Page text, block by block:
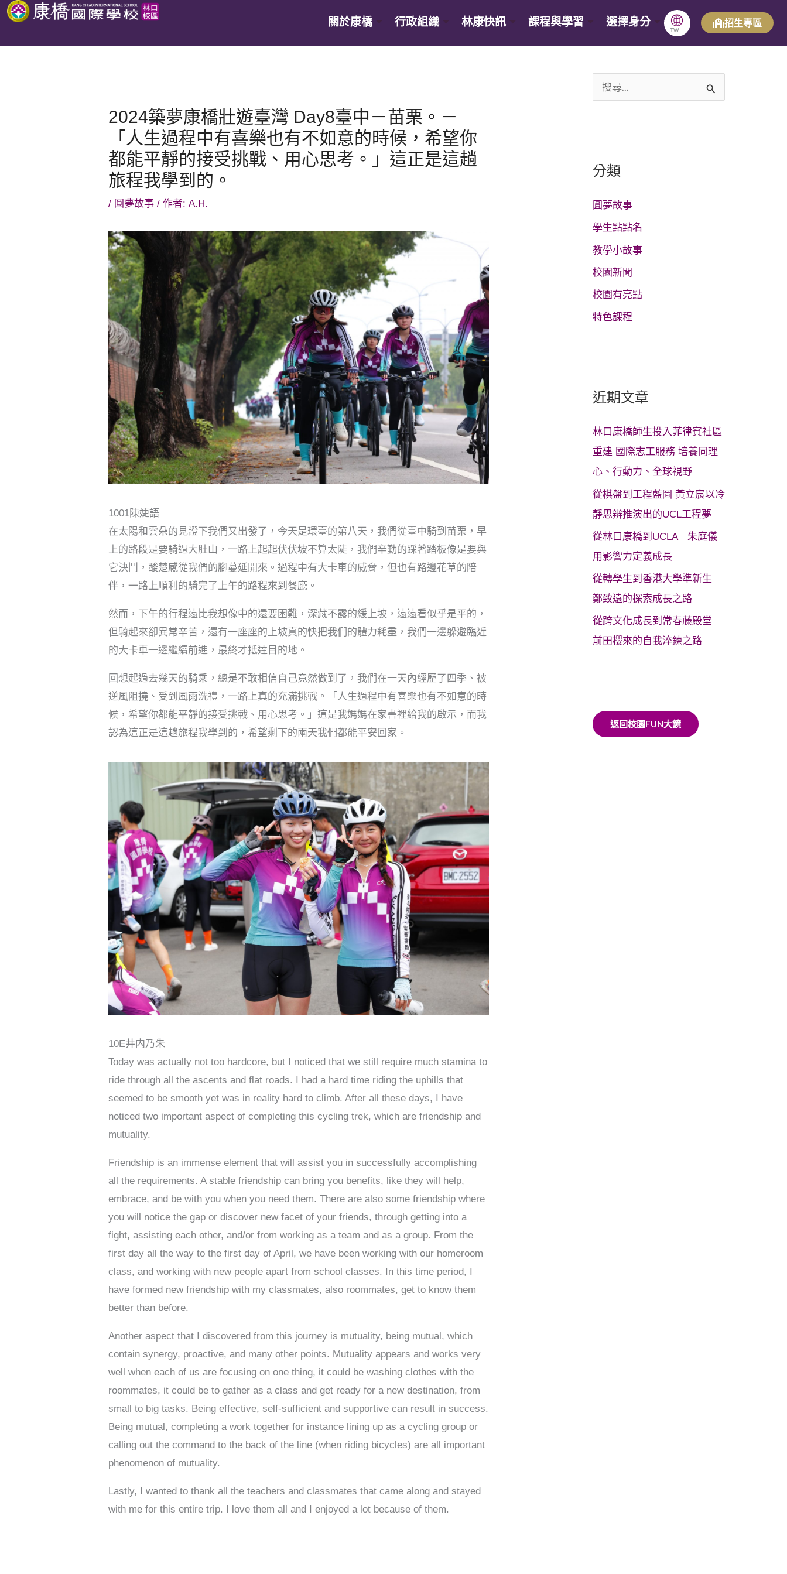
跳
主
關於康橋 行政組織 林康快訊 課程與學習 選擇身分 🌐
TW
招生專區
2024築夢康橋壯遊臺灣 Day8臺中－苗栗。－
「人生過程中有喜樂也有不如意的時候，希望你
都能平靜的接受挑戰、用心思考。」這正是這趟
旅程我學到的。
/ 圓夢故事 / 作者:A.H.
1001陳婕語
在太陽和雲朵的見證下我們又出發了，今天是環臺的第八天，我們從臺中騎到苗栗，早
上的路段是要騎過大肚山，一路上起起伏伏坡不算太陡，我們辛勤的踩著踏板像是要與
它決鬥，酸楚感從我們的腳蔓延開來。過程中有大卡車的威脅，但也有路邊花草的陪
伴，一路上順利的騎完了上午的路程來到餐廳。
然而，下午的行程遠比我想像中的還要困難，深藏不露的緩上坡，遠遠看似乎是平的，
但騎起來卻異常辛苦，還有一座座的上坡真的快把我們的體力耗盡，我們一邊躲避臨近
的大卡車一邊繼續前進，最終才抵達目的地。
回想起過去幾天的騎乘，總是不敢相信自己竟然做到了，我們在一天內經歷了四季、被
逆風阻撓、受到風雨洗禮，一路上真的充滿挑戰。「人生過程中有喜樂也有不如意的時
候，希望你都能平靜的接受挑戰、用心思考。」這是我媽媽在家書裡給我的啟示，而我
認為這正是這趟旅程我學到的，希望剩下的兩天我們都能平安回家。
10E井内乃朱
Today was actually not too hardcore, but I noticed that we still require much stamina to
ride through all the ascents and flat roads. I had a hard time riding the uphills that
seemed to be smooth yet was in reality hard to climb. After all these days, I have
noticed two important aspect of completing this cycling trek, which are friendship and
mutuality.
Friendship is an immense element that will assist you in successfully accomplishing
all the requirements. A stable friendship can bring you benefits, like they will help,
embrace, and be with you when you need them. There are also some friendship where
you will notice the gap or discover new facet of your friends, through getting into a
fight, assisting each other, and/or from working as a team and as a group. From the
first day all the way to the first day of April, we have been working with our homeroom
class, and working with new people apart from school classes. In this time period, I
have formed new friendship with my classmates, also roommates, get to know them
better than before.
Another aspect that I discovered from this journey is mutuality, being mutual, which
contain synergy, proactive, and many other points. Mutuality appears and works very
well when each of us are focusing on one thing, it could be washing clothes with the
roommates, it could be to gather as a class and get ready for a new destination, from
small to big tasks. Being effective, self-sufficient and supportive can result in success.
Being mutual, completing a work together for instance lining up as a cycling group or
calling out the command to the back of the line (when riding bicycles) are all important
phenomenon of mutuality.
Lastly, I wanted to thank all the teachers and classmates that came along and stayed
with me for this entire trip. I love them all and I enjoyed a lot because of them.
字
分類
圓夢故事
學生點點名
教學小故事
校園新聞
校園有亮點
特色課程
近期文章
林口康橋師生投入菲律賓社區
重建 國際志工服務 培養同理
心、行動力、全球視野
從棋盤到工程藍圖 黃立宸以冷
靜思辨推演出的UCL工程夢
從林口康橋到UCLA 朱庭儀
用影響力定義成長
從轉學生到香港大學準新生
鄭致遠的探索成長之路
從跨文化成長到常春藤殿堂
前田櫻來的自我淬鍊之路
返回校園FUN大鏡